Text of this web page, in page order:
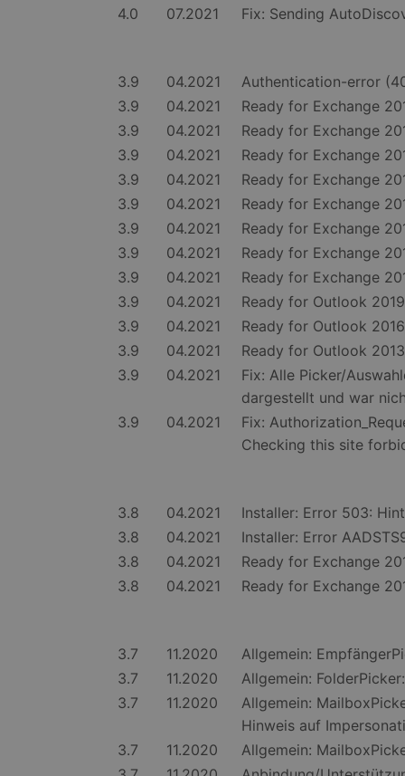
4.0
07.2021 Fix: Sending
3.9 04.2021
Authentication-error
3.9
04.2021
Ready for Exchange
3.9
04.2021
Ready for Exchange
3.9
04.2021
Ready for Exchange
3.9
04.2021
Ready for Exchange
3.9
04.2021
Ready for Exchange
3.9
04.2021
Ready for Exchange
3.9
04.2021
Ready for Exchange
3.9
04.2021
Ready for Exchange
3.9
04.2021
Ready for Outlook
3.9
04.2021
Ready for Outlook
3.9
04.2021
Ready for Outlook
3.9
04.2021
Fix: Alle Picker/
dargestellt und war
3.9
04.2021
Fix:
Checking this site
3.8 04.2021
Installer: Error 503:
3.8
04.2021
Installer: Error
3.8
04.2021
Ready for Exchange
3.8
04.2021 Ready for Exchange
3.7 11.2020
Allgemein:
3.7
11.2020
Allgemein:
3.7
11.2020
Allgemein:
Hinweis auf
3.7
11.2020
Allgemein:
Name
_ga
_gat
Name
MUID
_gcl_au
MR
MUID
CLID
SRM_B
_fbp
Meta
ANONCHK
Name
_tt_enable_cookie
_ttp
_rdt_uuid
_ttp
_clck